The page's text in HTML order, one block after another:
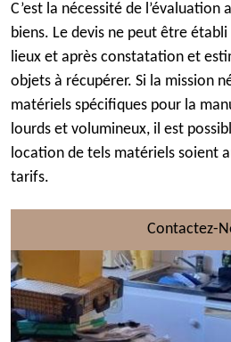
C’est la nécessité de l’évaluation
biens. Le devis ne peut être établi
lieux et après constatation et
objets à récupérer. Si la mission
matériels spécifiques pour la
lourds et volumineux, il est
location de tels matériels soient
tarifs.
Contactez-